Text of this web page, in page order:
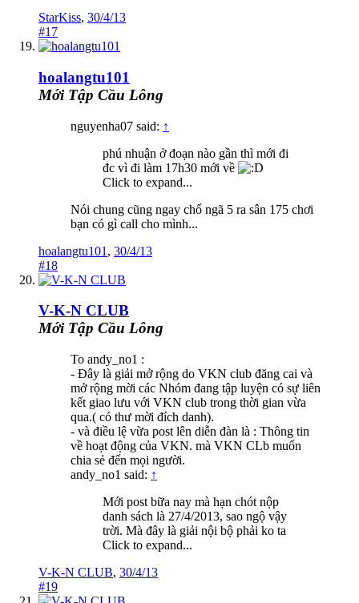
StarKiss, 30/4/13
#17
hoalangtu101
Mới Tập Cầu Lông
nguyenha07 said: ↑
phú nhuận ở đoạn nào gần thì mới đi
đc vì đi làm 17h30 mới về
Click to expand...
Nói chung cũng ngay chổ ngã 5 ra sân 175 chơi
bạn có gì call cho mình...
hoalangtu101 , 30/4/13
#18
V-K-N CLUB
Mới Tập Cầu Lông
To andy_no1 :
- Đây là giải mở rộng do VKN club đăng cai và
mở rộng mời các Nhóm đang tập luyện có sự liên
kết giao lưu với VKN club trong thời gian vừa
qua.( có thư mời đích danh).
- và điều lệ vừa post lên diễn đàn là : Thông tin
về hoạt động của VKN. mà VKN CLb muốn
chia sẻ đến mọi người.
andy_no1 said: ↑
Mới post bữa nay mà hạn chót nộp
danh sách là 27/4/2013, sao ngộ vậy
trời. Mà đây là giải nội bộ phải ko ta
Click to expand...
V-K-N CLUB, 30/4/13
#19